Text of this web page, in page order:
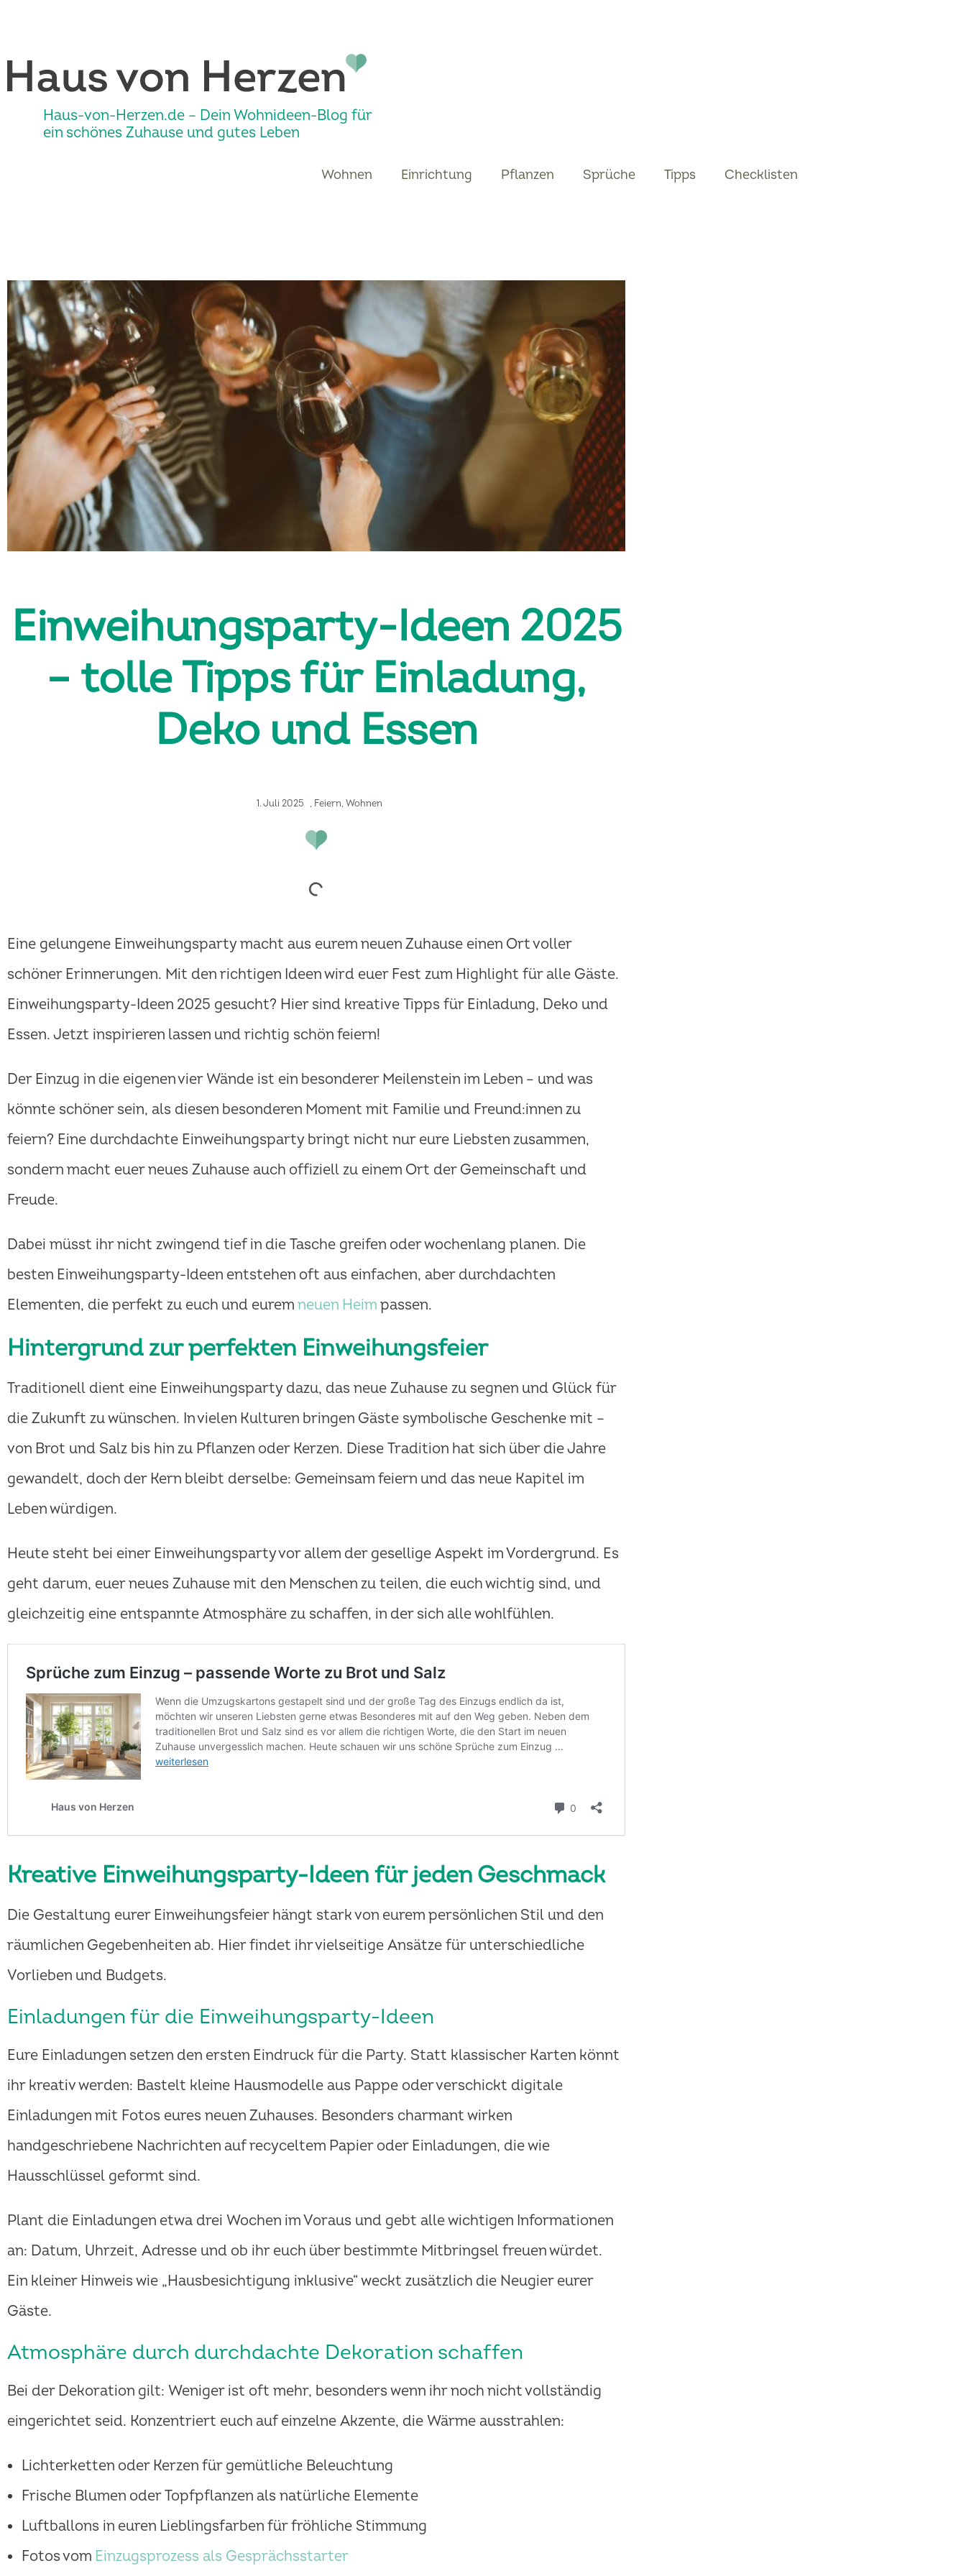
Haus-von-Herzen.de – Dein Wohnideen-Blog für
ein schönes Zuhause und gutes Leben
Wohnen Einrichtung Pflanzen Sprüche Tipps Checklisten
Einweihungsparty-Ideen 2025
– tolle Tipps für Einladung,
Deko und Essen
1. Juli 2025 , Feiern,Wohnen
Eine gelungene Einweihungsparty macht aus eurem neuen Zuhause einen Ort voller
schöner Erinnerungen. Mit den richtigen Ideen wird euer Fest zum Highlight für alle Gäste.
Einweihungsparty-Ideen 2025 gesucht? Hier sind kreative Tipps für Einladung, Deko und
Essen. Jetzt inspirieren lassen und richtig schön feiern!
Der Einzug in die eigenen vier Wände ist ein besonderer Meilenstein im Leben – und was
könnte schöner sein, als diesen besonderen Moment mit Familie und Freund:innen zu
feiern? Eine durchdachte Einweihungsparty bringt nicht nur eure Liebsten zusammen,
sondern macht euer neues Zuhause auch offiziell zu einem Ort der Gemeinschaft und
Freude.
Dabei müsst ihr nicht zwingend tief in die Tasche greifen oder wochenlang planen. Die
besten Einweihungsparty-Ideen entstehen oft aus einfachen, aber durchdachten
Elementen, die perfekt zu euch und eurem neuen Heim passen.
Hintergrund zur perfekten Einweihungsfeier
Traditionell dient eine Einweihungsparty dazu, das neue Zuhause zu segnen und Glück für
die Zukunft zu wünschen. In vielen Kulturen bringen Gäste symbolische Geschenke mit –
von Brot und Salz bis hin zu Pflanzen oder Kerzen. Diese Tradition hat sich über die Jahre
gewandelt, doch der Kern bleibt derselbe: Gemeinsam feiern und das neue Kapitel im
Leben würdigen.
Heute steht bei einer Einweihungsparty vor allem der gesellige Aspekt im Vordergrund. Es
geht darum, euer neues Zuhause mit den Menschen zu teilen, die euch wichtig sind, und
gleichzeitig eine entspannte Atmosphäre zu schaffen, in der sich alle wohlfühlen.
Kreative Einweihungsparty-Ideen für jeden Geschmack
Die Gestaltung eurer Einweihungsfeier hängt stark von eurem persönlichen Stil und den
räumlichen Gegebenheiten ab. Hier findet ihr vielseitige Ansätze für unterschiedliche
Vorlieben und Budgets.
Einladungen für die Einweihungsparty-Ideen
Eure Einladungen setzen den ersten Eindruck für die Party. Statt klassischer Karten könnt
ihr kreativ werden: Bastelt kleine Hausmodelle aus Pappe oder verschickt digitale
Einladungen mit Fotos eures neuen Zuhauses. Besonders charmant wirken
handgeschriebene Nachrichten auf recyceltem Papier oder Einladungen, die wie
Hausschlüssel geformt sind.
Plant die Einladungen etwa drei Wochen im Voraus und gebt alle wichtigen Informationen
an: Datum, Uhrzeit, Adresse und ob ihr euch über bestimmte Mitbringsel freuen würdet.
Ein kleiner Hinweis wie „Hausbesichtigung inklusive“ weckt zusätzlich die Neugier eurer
Gäste.
Atmosphäre durch durchdachte Dekoration schaffen
Bei der Dekoration gilt: Weniger ist oft mehr, besonders wenn ihr noch nicht vollständig
eingerichtet seid. Konzentriert euch auf einzelne Akzente, die Wärme ausstrahlen:
Lichterketten oder Kerzen für gemütliche Beleuchtung
Frische Blumen oder Topfpflanzen als natürliche Elemente
Luftballons in euren Lieblingsfarben für fröhliche Stimmung
Fotos vom Einzugsprozess als Gesprächsstarter